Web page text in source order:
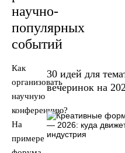
научно-
популярных
событий
Как
организовать
научную
конференцию?
На
примере
30 идей для
вечеринок на